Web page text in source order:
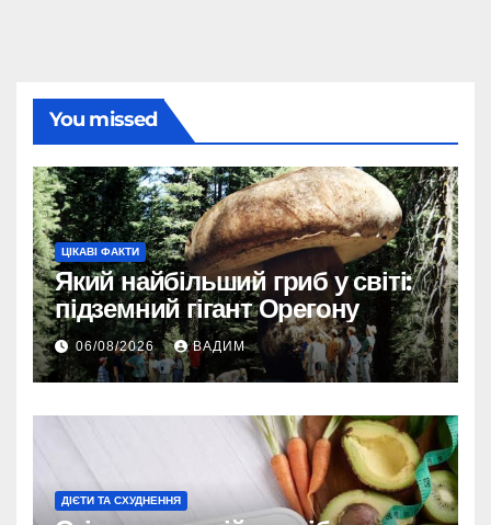
You missed
ЦІКАВІ ФАКТИ
Який найбільший гриб у світі:
підземний гігант Орегону
06/08/2026 ВАДИМ
ДІЄТИ ТА СХУДНЕННЯ